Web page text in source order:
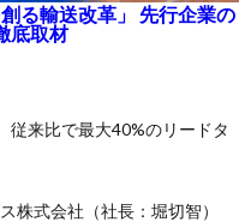
る輸送改革」 先行企業の
底取材
従来比で最大40%のリードタ
株式会社（社長：堀切智）